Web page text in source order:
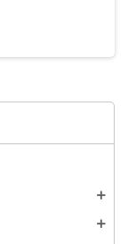
add
add